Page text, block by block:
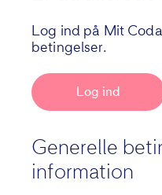
Log ind på Mit
betingelser.
Log ind
Generelle
information